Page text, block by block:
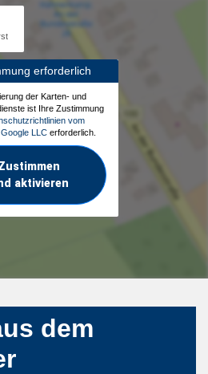
erforderlich
der Karten- und
ist Ihre Zustimmung
vom
LLC erforderlich.
aktivieren
dem